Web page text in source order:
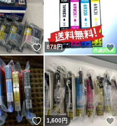
いいね！
878円
いいね！
1,600円